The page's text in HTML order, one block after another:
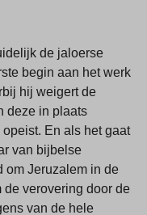
de jaloerse
begin aan het werk
hij weigert de
deze in plaats
En als het gaat
van bijbelse
om Jeruzalem in de
de verovering door de
van de hele